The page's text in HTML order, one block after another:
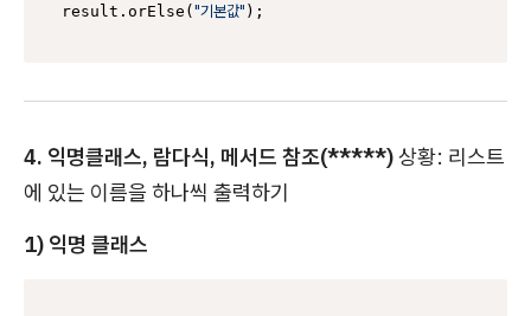
result.orElse( "기본값"
4. 익명클래스, 람다식, 메서드 참조(*****)상황: 리스트
에 있는 이름을 하나씩 출력하기
1) 익명 클래스